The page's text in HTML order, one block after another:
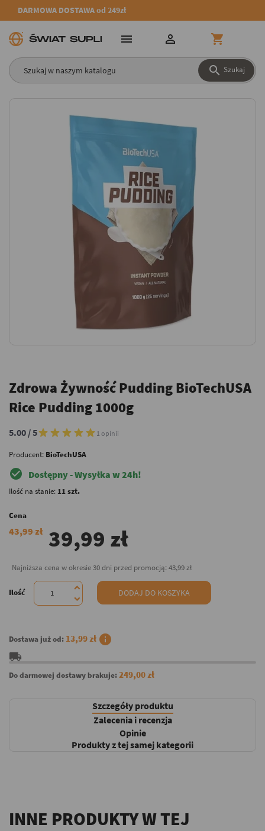
DARMOWA DOSTAWA od 249zł
 Szukaj
  
Zdrowa Żywność Pudding BioTechUSA
Rice Pudding 1000g
5.00 / 5 1 opinii
Producent: BioTechUSA
check_circle Dostępny - Wysyłka w 24h!
Ilość na stanie: 11 szt.
Cena
43,99 zł 39,99 zł
Najniższa cena w okresie 30 dni przed promocją: 43,99 zł
Ilość DODAJ DO KOSZYKA
Dostawa już od: 13,99 zł info
local_shipping
Do darmowej dostawy brakuje:249,00 zł
Szczegóły produktu
Zalecenia i recenzja
Opinie
Produkty z tej samej kategorii
INNE PRODUKTY W TEJ